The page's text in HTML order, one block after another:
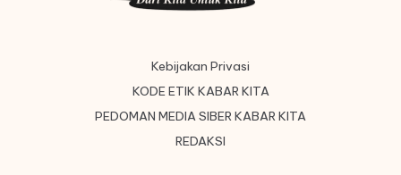
Kebijakan Privasi
KODE ETIK KABAR KITA
PEDOMAN MEDIA SIBER KABAR KITA
REDAKSI